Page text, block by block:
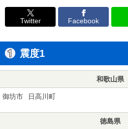
Twitter Facebook
震度1
和歌山県
御坊市 日高川町
徳島県